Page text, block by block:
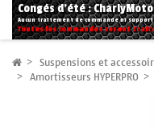
Congés d'été :
Aucun traitement de commande ni
Toutes les commandes seront
Suspensions et
Amortisseurs HYPERPRO